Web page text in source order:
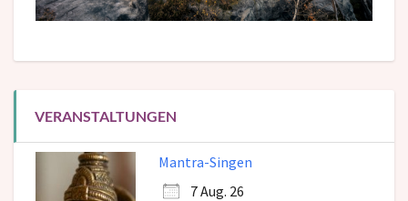
VERANSTALTUNGEN
Mantra-Singen
7 Aug. 26